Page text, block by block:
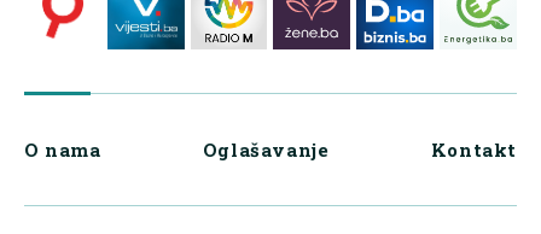
O nama Oglašavanje Kontakt